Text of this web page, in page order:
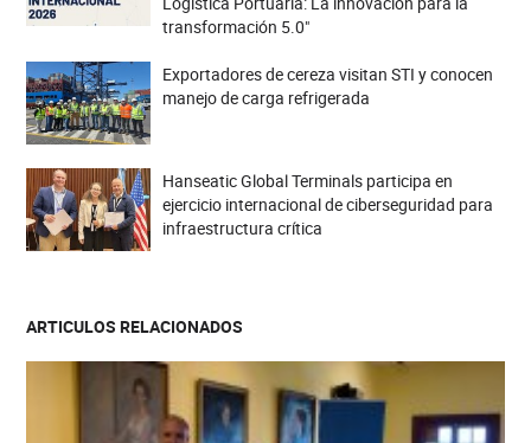
transformación 5.0"
Exportadores de cereza visitan STI y conocen
manejo de carga refrigerada
Hanseatic Global Terminals participa en
ejercicio internacional de ciberseguridad para
infraestructura crítica
ARTICULOS RELACIONADOS